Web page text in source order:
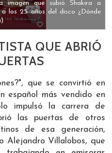
imagen que subió Shakira a
los 25 años del disco ¿Dónde
QUE ABRIÓ
que se convirtió en
español más vendido en
impulsó la carrera de
las puertas de otros
de esa generación,
Alejandro Villalobos, que